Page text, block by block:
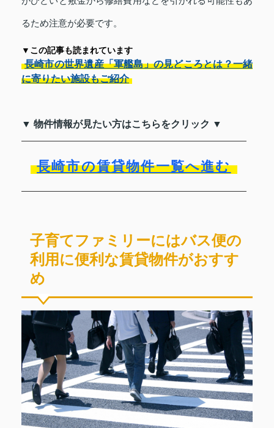
るため注意が必要です。
▼この記事も読まれています
長崎市の世界遺産「軍艦島」の見どころとは？一緒
に寄りたい施設もご紹介
▼ 物件情報が見たい方はこちらをクリック ▼
長崎市の賃貸物件一覧へ進む
子育てファミリーにはバス便の
利用に便利な賃貸物件がおすす
め